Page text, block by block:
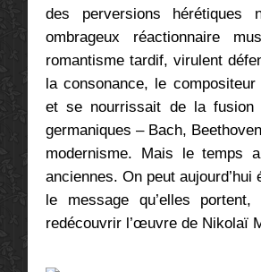
des perversions hérétiques
ombrageux réactionnaire
romantisme tardif, virulent
la consonance, le
et se nourrissait de la fusion
germaniques – Bach,
modernisme. Mais le temps
anciennes. On peut
le message qu’elles
redécouvrir l’œuvre de Nikolaï